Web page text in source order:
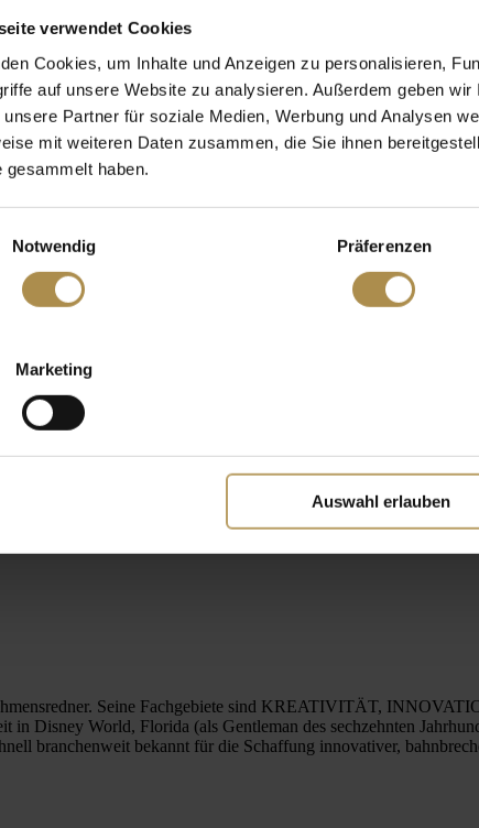
verwendet Cookies
Cookies, um Inhalte und Anzeigen zu personalisieren,
auf unsere Website zu analysieren. Außerdem geben
unsere Partner für soziale Medien, Werbung und Analysen
mit weiteren Daten zusammen, die Sie ihnen
gesammelt haben.
Notwendig
Präferenzen
Marketing
Auswahl erlauben
Seine Fachgebiete sind KREATIVITÄT,
Disney World, Florida (als Gentleman des sechzehnten
branchenweit bekannt für die Schaffung innovativer,